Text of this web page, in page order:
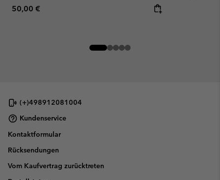
Regular price:
50,00 €
(+)498912081004
Kundenservice
Kontaktformular
Rücksendungen
Vom Kaufvertrag zurücktreten